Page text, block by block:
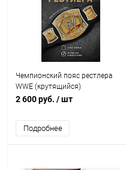
Чемпионский пояс рестлера
WWE (крутящийся)
2 600 руб. / шт
Подробнее